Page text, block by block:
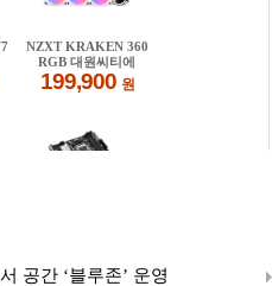
공간 ‘블루존’ 운영